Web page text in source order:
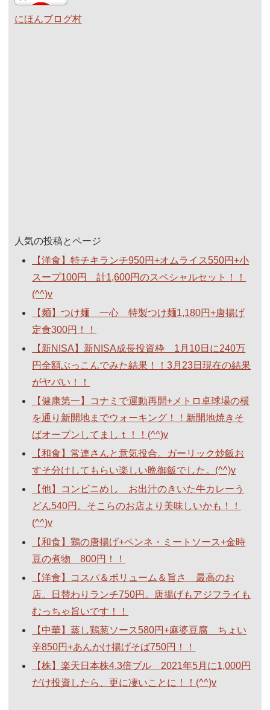
にほんブログ村
人気の投稿とページ
【洋食】特チキランチ950円+オムライス550円+小
スープ100円 計1,600円のスペシャルセット！！
(^^)v
【麺】つけ麺 一心 特製つけ麺1,180円+唐揚げ
定食300円！！
【新NISA】新NISA成長投資枠 1月10日に240万
円全額ぶっこんでみた結果！！3月23日現在の結果
がヤバい！！
【健康第一】コナミで運動再開+メトロ卓球場の横
を通り新開地までウォーキング！！新開地焼きそ
ばオープンしてましｔ！！(^^)v
【和食】常連さんと意気投合。ガーリック炒飯お
すそ分けしてもらい楽しい晩御飯でした。(^^)v
【他】コンビニめし お出汁のきいた牛カレーう
どん540円。そこらのお店より美味しいかも！！
(^^)v
【和食】鶏の唐揚げ+ペンネ・ミートソース+金時
豆の煮物 800円！！
【洋食】コスパ＆ボリューム＆旨さ 最高のお
店。日替わりランチ750円。唐揚げもアジフライも
むっちゃ旨いです！！
【中華】蒸し鶏葱ソース580円+麻婆豆腐 ちょい
辛850円+あんかけ揚げそば750円！！
【株】楽天日本株4.3倍ブル 2021年5月に1,000円
だけ投資したら、更に凄いことに！！(^^)v